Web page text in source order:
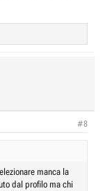
#8
manca la
dal profilo ma chi